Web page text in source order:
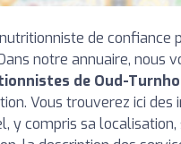
de confiance
notre annuaire, nous
de Oud-
Vous trouverez ici
y compris sa localisation,